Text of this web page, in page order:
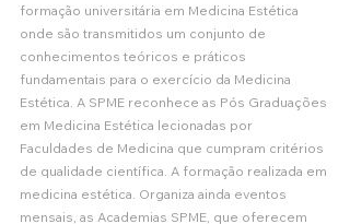
formação universitária em Medicina Estética
onde são transmitidos um conjunto de
conhecimentos teóricos e práticos
fundamentais para o exercício da Medicina
Estética. A SPME reconhece as Pós Graduações
em Medicina Estética lecionadas por
Faculdades de Medicina que cumpram critérios
de qualidade científica. A formação realizada em
medicina estética. Organiza ainda eventos
mensais, as Academias SPME, que oferecem